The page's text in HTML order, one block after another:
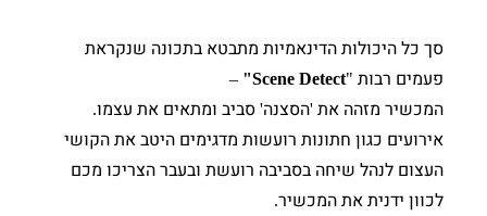
סך כל היכולות הדינאמיות מתבטא בתכונה שנקראת
פעמים רבות "
Scene Detect"
–
המכשיר מזהה את 'הסצנה' סביב ומתאים את עצמו.
אירועים כגון חתונות רועשות מדגימים היטב את הקושי
העצום לנהל שיחה בסביבה רועשת ובעבר הצריכו מכם
לכוון ידנית את המכשיר.